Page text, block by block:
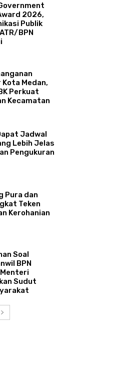
2026,
Publik
BPN
Medan,
Perkuat
Kecamatan
Jadwal
Lebih Jelas
Pengukuran
Pura dan
Teken
Kerohanian
Soal
BPN
Sudut